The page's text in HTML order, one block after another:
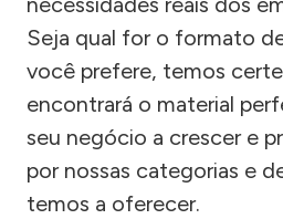
Seja qual for o formato
você prefere, temos
encontrará o material
seu negócio a crescer e
por nossas categorias e
temos a oferecer.